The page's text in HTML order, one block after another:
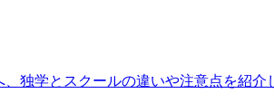
独学とスクールの違いや注意点を紹介